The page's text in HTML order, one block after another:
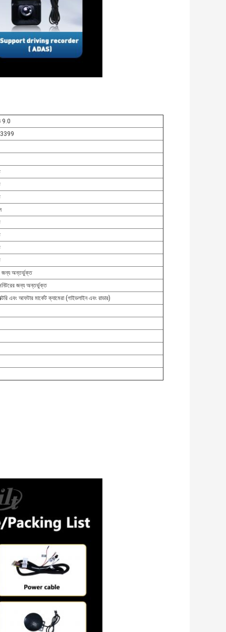
9.0
অন্তর্ভুক্ত
জন্য অন্তর্ভুক্ত
এবং আফটার মার্কেট ক্যামেরা (গাইডলাইন এবং রাডার)